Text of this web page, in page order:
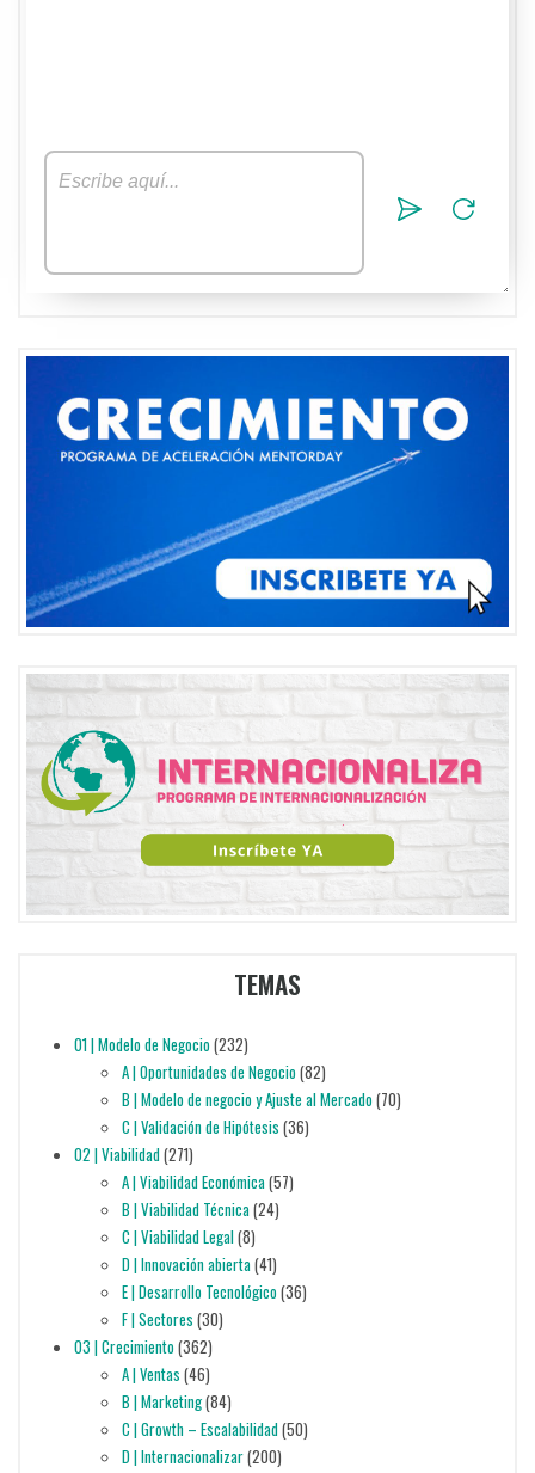
TEMAS
01 | Modelo de Negocio(232)
A | Oportunidades de Negocio(82)
B | Modelo de negocio y Ajuste al Mercado(70)
C | Validación de Hipótesis (36)
02 | Viabilidad(271)
A | Viabilidad Económica(57)
B | Viabilidad Técnica(24)
C | Viabilidad Legal(8)
D | Innovación abierta(41)
E | Desarrollo Tecnológico(36)
F | Sectores (30)
03 | Crecimiento(362)
A | Ventas (46)
B | Marketing(84)
C | Growth – Escalabilidad(50)
D | Internacionalizar(200)